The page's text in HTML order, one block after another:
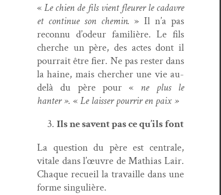
«Le chien de fils vient fleur­er le cadavre
et con­tin­ue son chemin. » Il n’a pas
recon­nu d’odeur famil­ière. Le fils
cherche un père, des actes dont il
pour­rait être fier. Ne pas rester dans
la haine, mais chercher une vie au-
delà du père pour « ne plus le
hanter ». « Le laiss­er pour­rir en paix »
Ils ne savent pas ce qu’ils font
La ques­tion du père est cen­trale,
vitale dans l’œuvre de Math­ias Lair.
Chaque recueil la tra­vaille dans une
forme singulière.